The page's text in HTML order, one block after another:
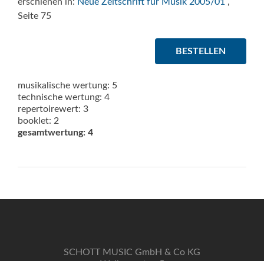
Seite 75
BESTELLEN
musikalische wertung: 5
technische wertung: 4
repertoirewert: 3
booklet: 2
gesamtwertung: 4
SCHOTT MUSIC GmbH & Co KG